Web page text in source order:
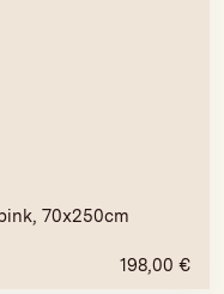
70x250cm
198,00 €